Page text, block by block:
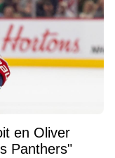
en Oliver
Panthers"